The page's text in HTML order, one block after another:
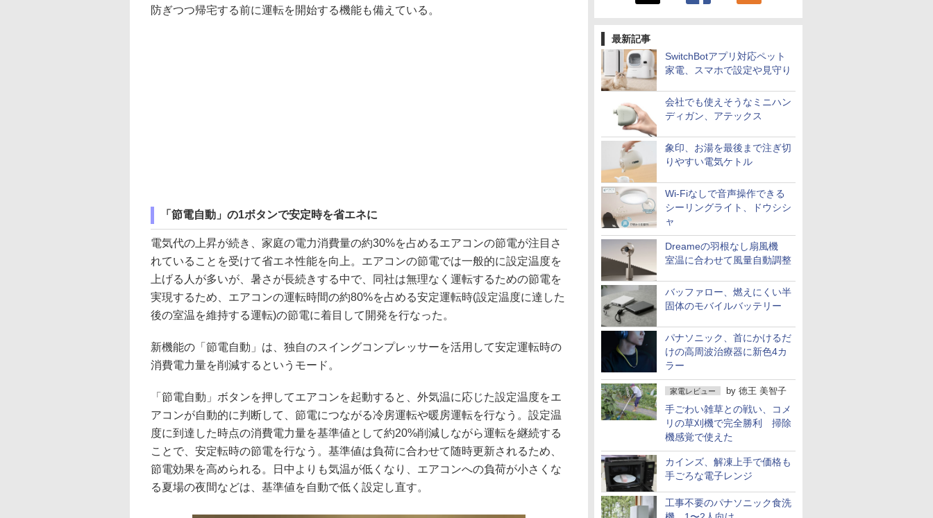
最新記事
SwitchBotアプリ対応ペット
家電、スマホで設定や見守り
会社でも使えそうなミニハン
ディガン、アテックス
象印、お湯を最後まで注ぎ切
りやすい電気ケトル
Wi-Fiなしで音声操作できる
シーリングライト、ドウシシ
ャ
Dreameの羽根なし扇風機
室温に合わせて風量自動調整
バッファロー、燃えにくい半
固体のモバイルバッテリー
パナソニック、首にかけるだ
けの高周波治療器に新色4カ
ラー
家電レビュー by 徳王 美智子
手ごわい雑草との戦い、コメ
リの草刈機で完全勝利 掃除
機感覚で使えた
カインズ、解凍上手で価格も
手ごろな電子レンジ
工事不要のパナソニック食洗
防ぎつつ帰宅する前に運転を開始する機能も備えている。
「節電自動」の1ボタンで安定時を省エネに
電気代の上昇が続き、家庭の電力消費量の約30%を占めるエアコンの節電が注目さ
れていることを受けて省エネ性能を向上。エアコンの節電では一般的に設定温度を
上げる人が多いが、暑さが長続きする中で、同社は無理なく運転するための節電を
実現するため、エアコンの運転時間の約80%を占める安定運転時(設定温度に達した
後の室温を維持する運転)の節電に着目して開発を行なった。
新機能の「節電自動」は、独自のスイングコンプレッサーを活用して安定運転時の
消費電力量を削減するというモード。
「節電自動」ボタンを押してエアコンを起動すると、外気温に応じた設定温度をエ
アコンが自動的に判断して、節電につながる冷房運転や暖房運転を行なう。設定温
度に到達した時点の消費電力量を基準値として約20%削減しながら運転を継続する
ことで、安定転時の節電を行なう。基準値は負荷に合わせて随時更新されるため、
節電効果を高められる。日中よりも気温が低くなり、エアコンへの負荷が小さくな
る夏場の夜間などは、基準値を自動で低く設定し直す。